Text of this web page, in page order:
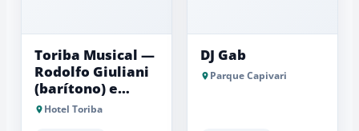
Toriba Musical —
Rodolfo Giuliani
(barítono) e
Antonio Luiz
Hotel Toriba
DJ Gab
Parque Capivari